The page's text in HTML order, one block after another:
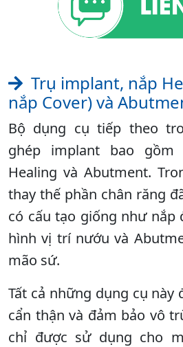
Trụ implant, nắp
nắp Cover) và
Bộ dụng cụ tiếp theo
ghép implant bao
Healing và Abutment.
thay thế phần chân răng
có cấu tạo giống như nắp
hình vị trí nướu và
mão sứ.
Tất cả những dụng cụ này
cẩn thận và đảm bảo vô
chỉ được sử dụng cho